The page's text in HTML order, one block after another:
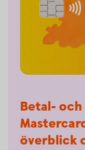
Betal-
överblick